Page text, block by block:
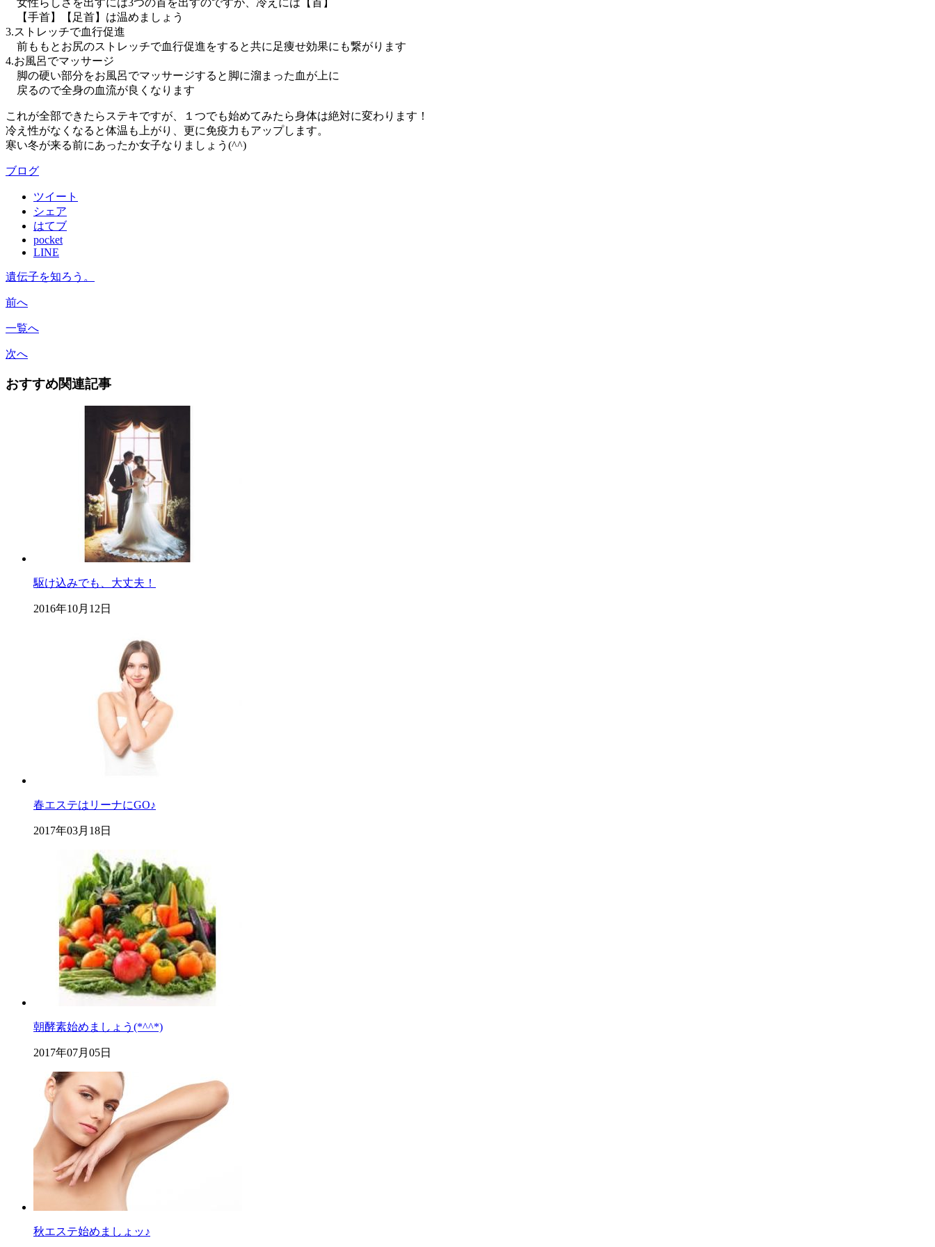
【手首】【足首】は温めましょう
3.ストレッチで血行促進
前ももとお尻のストレッチで血行促進をすると共に足痩せ効果にも繋がります
4.お風呂でマッサージ
脚の硬い部分をお風呂でマッサージすると脚に溜まった血が上に
戻るので全身の血流が良くなります
これが全部できたらステキですが、１つでも始めてみたら身体は絶対に変わります！
冷え性がなくなると体温も上がり、更に免疫力もアップします。
寒い冬が来る前にあったか女子なりましょう(^^)
ブログ
ツイート
シェア
はてブ
pocket
LINE
遺伝子を知ろう。
前へ
一覧へ
次へ
おすすめ関連記事
駆け込みでも、大丈夫！
2016年10月12日
春エステはリーナにGO♪
2017年03月18日
朝酵素始めましょう(*^^*)
2017年07月05日
秋エステ始めましょッ♪